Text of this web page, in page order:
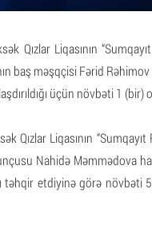
Qızlar Liqasının
baş məşqçisi Fərid
üçün növbəti 1 (bir)
Qızlar Liqasının
Nahidə Məmmədova
təhqir etdiyinə görə növbəti